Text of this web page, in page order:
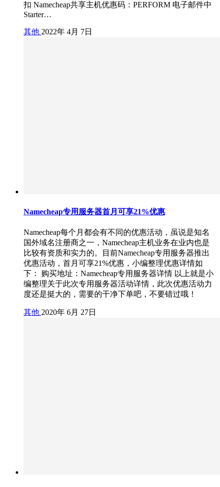
扣 Namecheap共享主机优惠码：PERFORM 电子邮件中
Starter…
其他 2022年 4月 7日
Namecheap专用服务器首月可享21%优惠
Namecheap每个月都会有不同的优惠活动，虽说是知名
国外域名注册商之一，Namecheap主机业务在业内也是
比较有资质和实力的。目前Namecheap专用服务器推出
优惠活动，首月可享21%优惠，小编整理优惠详情如
下： 购买地址：Namecheap专用服务器详情 以上就是小
编整理关于此次专用服务器活动详情，此次优惠活动力
度还是挺大的，需要的干净下单吧，不要错过哦！
其他 2020年 6月 27日